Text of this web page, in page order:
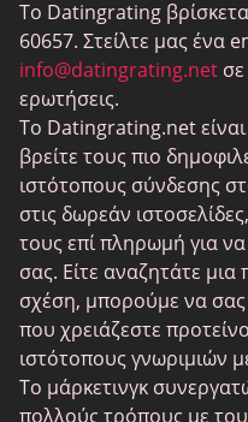
MeetMindful
BDSM Ραντεβού
BBPeopleMeet
Ιστοσελίδες Sugar Daddy
JPeopleMeet
Τρανς Ραντεβού
Ηλικιωμένος Ραντεβού
MyLOL
Γνωριμίες
Λεσβίες Ραντεβού
Το Datingrating
60657. Στείλτε μας ένα
info@datingrating.net
ερωτήσεις.
Το Datingrating.net
βρείτε τους πιο
ιστότοπους σύνδεσης
στις δωρεάν
τους επί πληρωμή για να
σας. Είτε αναζητάτε μια
σχέση, μπορούμε να
που χρειάζεστε
ιστότοπους γνωριμιών
Το μάρκετινγκ
πολλούς τρόπους με